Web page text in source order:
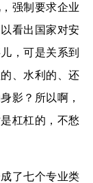
强制要求企业
看出国家对安
，可是关系到
、水利的、还
影？所以啊，
杠杠的，不愁
了七个专业类